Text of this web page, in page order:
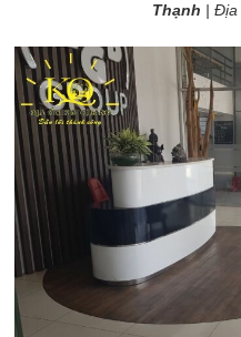
Thạnh | Địa